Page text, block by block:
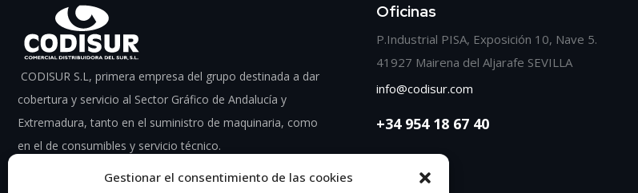
Gestionar el consentimiento de las cookies
CODISUR S.L, primera empresa del grupo destinada a dar
cobertura y servicio al Sector Gráfico de Andalucía y
Extremadura, tanto en el suministro de maquinaria, como
en el de consumibles y servicio técnico.
Oficinas
P.Industrial PISA, Exposición 10, Nave 5.
41927 Mairena del Aljarafe SEVILLA
info@codisur.com
+34 954 18 67 40